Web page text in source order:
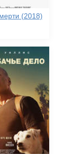
(2018)